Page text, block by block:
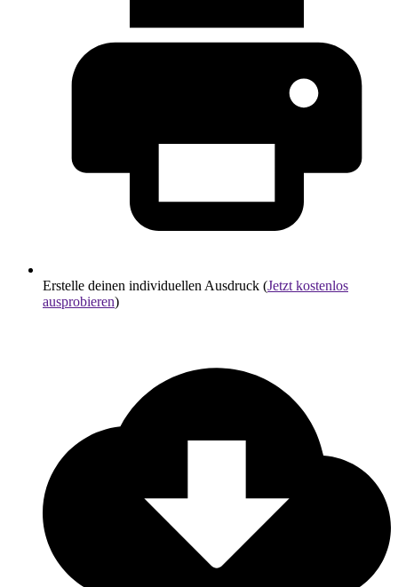
Erstelle deinen individuellen Ausdruck (Jetzt kostenlos
ausprobieren)